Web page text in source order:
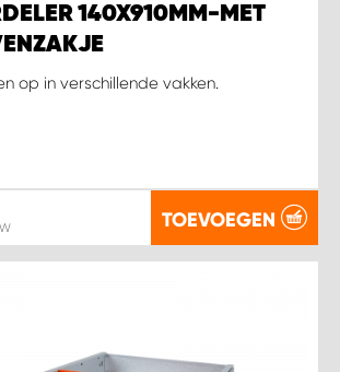
140X910MM-MET
op in verschillende vakken.
TOEVOEGEN